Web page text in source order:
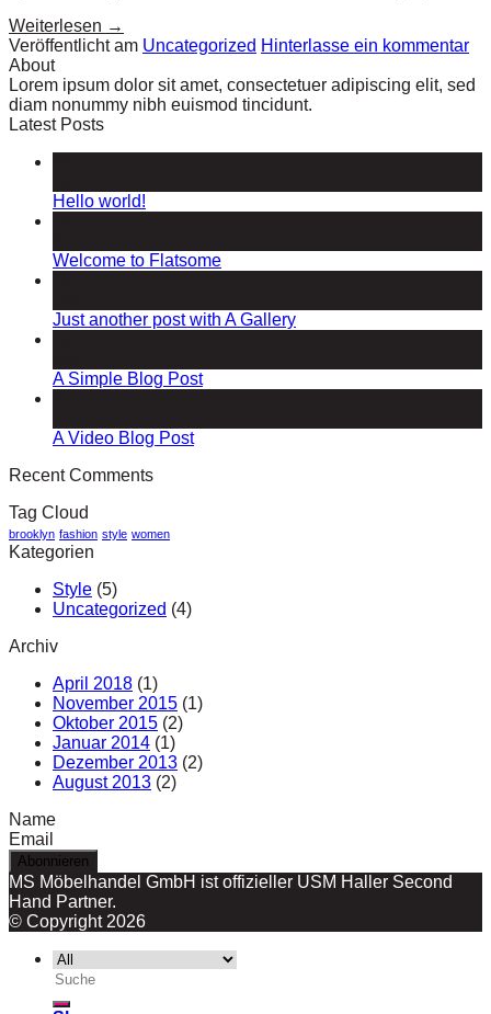
Weiterlesen →
Veröffentlicht am Uncategorized Hinterlasse ein kommentar
About
Lorem ipsum dolor sit amet, consectetuer adipiscing elit, sed
diam nonummy nibh euismod tincidunt.
Latest Posts
Hello world!
Welcome to Flatsome
Just another post with A Gallery
A Simple Blog Post
A Video Blog Post
Recent Comments
Tag Cloud
brooklyn fashion style women
Kategorien
Style (5)
Uncategorized (4)
Archiv
April 2018 (1)
November 2015 (1)
Oktober 2015 (2)
Januar 2014 (1)
Dezember 2013 (2)
August 2013 (2)
Name
Email
MS Möbelhandel GmbH ist offizieller USM Haller Second
Hand Partner.
© Copyright 2026
Suche
nach: